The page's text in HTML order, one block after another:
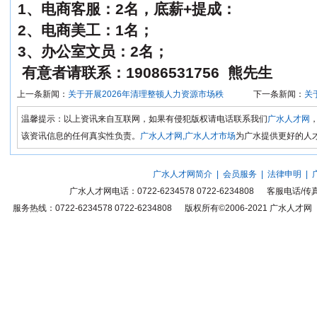
1、电商客服：2名，底薪+提成：
2、电商美工：1名；
3、办公室文员：2名；
有意者请联系：19086531756 熊先生
上一条新闻： 关于开展2026年清理整顿人力资源市场秩 下一条新闻： 关
温馨提示：以上资讯来自互联网，如果有侵犯版权请电话联系我们广水人才网
该资讯信息的任何真实性负责。
广水人才网,广水人才市场为广水提供更好的人
广水人才网简介| 会员服务| 法律申明
广水人才网 电话：0722-6234578 0722-6234808 客服电话/传
服务热线：0722-6234578 0722-6234808 版权所有©2006-2021 广水人才网